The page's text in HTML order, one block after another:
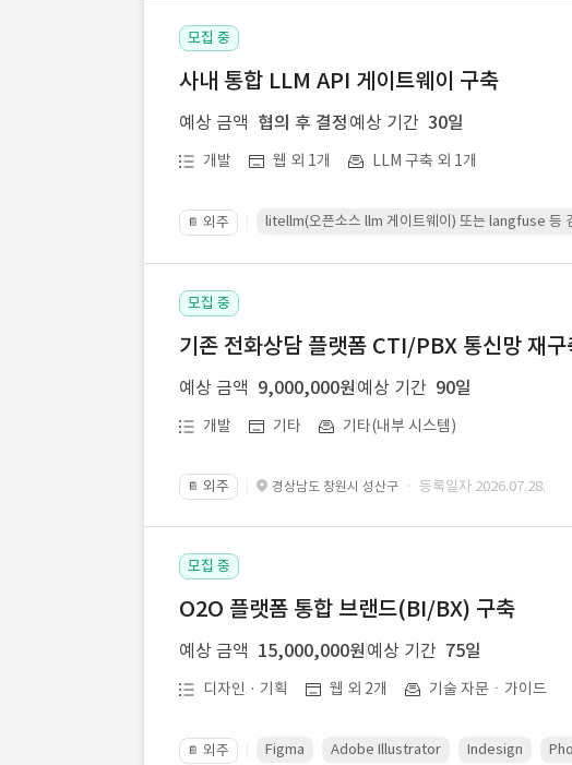
모집 중
사내 통합 LLM API 게이트웨이 구축
예상 금액 협의 후 결정 예상 기간 30일
개발 웹 외 1개 LLM 구축 외 1개
📔 외주 litellm(오픈소스 llm 게이트웨이) 또는 langfuse 등
모집 중
기존 전화상담 플랫폼 CTI/PBX 통신망 재구
예상 금액 9,000,000원 예상 기간 90일
개발 기타 기타(내부 시스템)
📔 외주 경상남도 창원시 성산구 · 등록일자 2026.07.28.
모집 중
O2O 플랫폼 통합 브랜드(BI/BX) 구축
예상 금액 15,000,000원 예상 기간 75일
디자인 · 기획 웹 외 2개 기술 자문ㆍ가이드
📔 외주 Figma Adobe Illustrator Indesign